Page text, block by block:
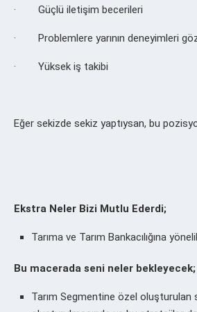
· Güçlü iletişim becerileri
· Problemlere yarının deneyimleri
· Yüksek iş takibi
Eğer sekizde sekiz yaptıysan, bu
Ekstra Neler Bizi Mutlu Ederdi;
Tarıma ve Tarım Bankacılığına
Bu macerada seni neler bekleyecek;
Tarım Segmentine özel oluşturulan